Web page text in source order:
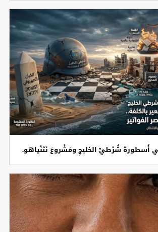
أُسطورةَ شُرْطيِّ الخليجِ ومَشْروعَ نَتَنْياهو.